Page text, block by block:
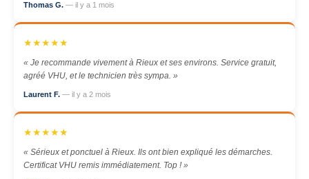
Thomas G. — il y a 1 mois
★★★★★
« Je recommande vivement à Rieux et ses environs. Service gratuit,
agréé VHU, et le technicien très sympa. »
Laurent F. — il y a 2 mois
★★★★★
« Sérieux et ponctuel à Rieux. Ils ont bien expliqué les démarches.
Certificat VHU remis immédiatement. Top ! »